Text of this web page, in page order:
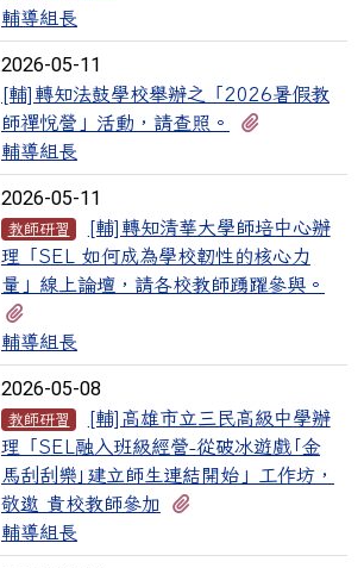
輔導組長
2026-05-11
[輔]轉知法鼓學校舉辦之「2026暑假教
師禪悅營」活動，請查照。
輔導組長
2026-05-11
教師研習
[輔]轉知清華大學師培中心辦
理「SEL 如何成為學校韌性的核心力
量」線上論壇，請各校教師踴躍參與。
輔導組長
2026-05-08
教師研習
[輔]高雄市立三民高級中學辦
理「SEL融入班級經營-從破冰遊戲｢金
馬刮刮樂｣建立師生連結開始」工作坊，
敬邀 貴校教師參加
輔導組長